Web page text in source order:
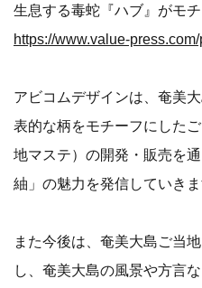
生息する毒蛇『ハブ』がモチ
https://www.value-
アビコムデザインは、奄美
表的な柄をモチーフにした
地マステ）の開発・販売を
紬」の魅力を発信していきま
また今後は、奄美大島ご当
し、奄美大島の風景や方言